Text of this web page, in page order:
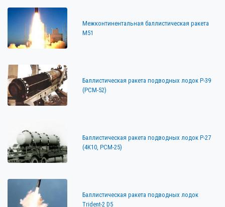
Межконтинентальная баллистическая ракета
M51
Баллистическая ракета подводных лодок Р-39
(РСМ-52)
Баллистическая ракета подводных лодок Р-27
(4К10, РСМ-25)
Баллистическая ракета подводных лодок
Trident-2 D5